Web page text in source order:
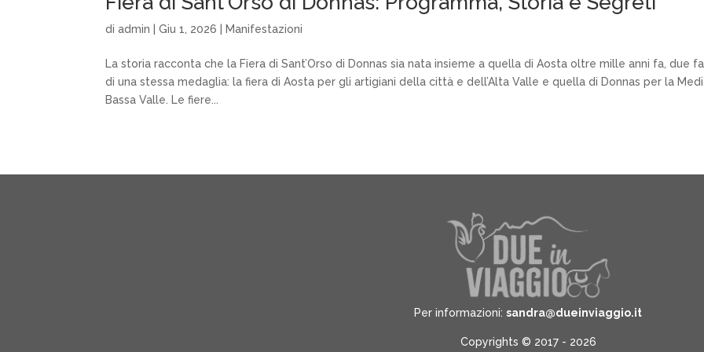
diadmin |Giu 1, 2026 Manifestazioni
La storia racconta che la Fiera di Sant’Orso di Donnas sia nata insieme a quella di Aosta oltre mille anni fa, due
di una stessa medaglia: la fiera di Aosta per gli artigiani della città e dell’Alta Valle e quella di Donnas per la
Bassa Valle. Le fiere...
Per informazioni: sandra@dueinviaggio.it
Copyrights © 2017 - 2026